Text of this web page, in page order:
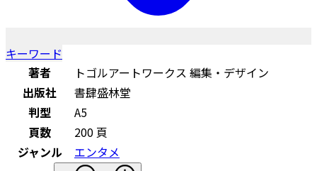
キーワード
著者
トゴルアートワークス 編集・デザイン
出版社
書肆盛林堂
判型
A5
頁数
200 頁
ジャンル
エンタメ